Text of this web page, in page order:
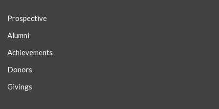
Prospective
Alumni
Achievements
Donors
Givings